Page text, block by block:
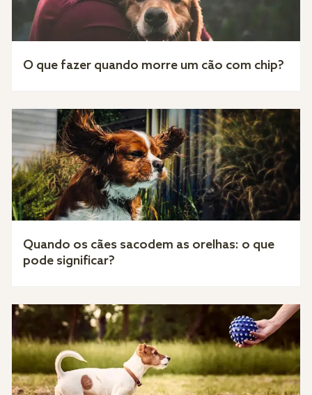
O que fazer quando morre um cão com chip?
Quando os cães sacodem as orelhas: o que
pode significar?